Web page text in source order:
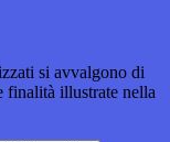
si avvalgono di
finalità illustrate nella